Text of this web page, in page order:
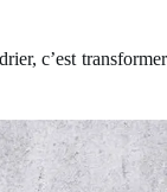
c’est transformer